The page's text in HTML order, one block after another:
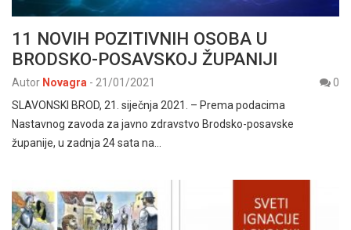
11 NOVIH POZITIVNIH OSOBA U
BRODSKO-POSAVSKOJ ŽUPANIJI
Autor Novagra - 21/01/2021
0
SLAVONSKI BROD, 21. siječnja 2021. – Prema podacima
Nastavnog zavoda za javno zdravstvo Brodsko-posavske
županije, u zadnja 24 sata na…